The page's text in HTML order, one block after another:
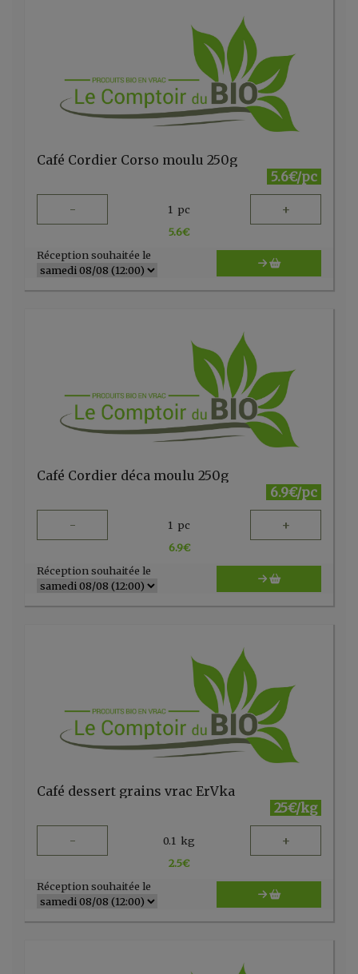
Café Cordier Corso moulu 250g
5.6€/pc
- 1 pc +
5.6€
Réception souhaitée le
Café Cordier déca moulu 250g
6.9€/pc
- 1 pc +
6.9€
Réception souhaitée le
Café dessert grains vrac ErVka
25€/kg
- 0.1 kg +
2.5€
Réception souhaitée le